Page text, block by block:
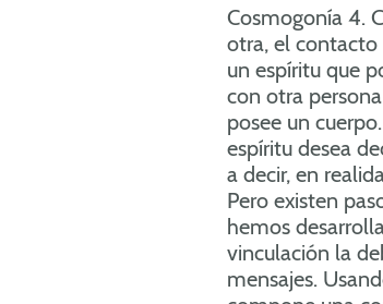
Cosmogonía 4.
otra, el contacto
un espíritu que
con otra
posee un
espíritu desea
a decir, en
Pero existen
hemos
vinculación la
mensajes.